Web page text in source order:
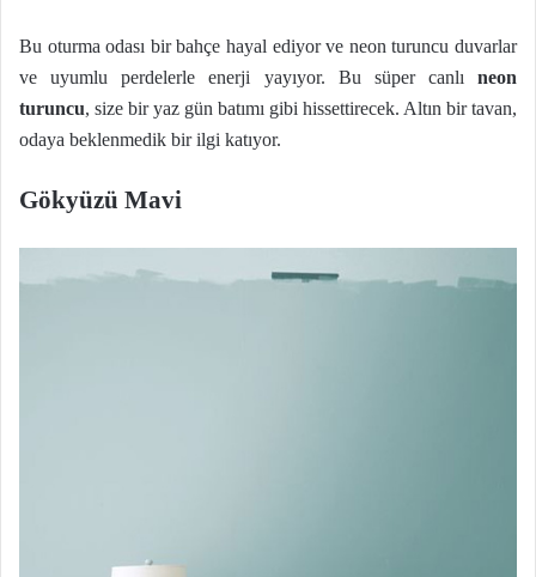
Bu oturma odası bir bahçe hayal ediyor ve neon turuncu duvarlar
ve uyumlu perdelerle enerji yayıyor. Bu süper canlı neon
turuncu, size bir yaz gün batımı gibi hissettirecek. Altın bir tavan,
odaya beklenmedik bir ilgi katıyor.
Gökyüzü Mavi